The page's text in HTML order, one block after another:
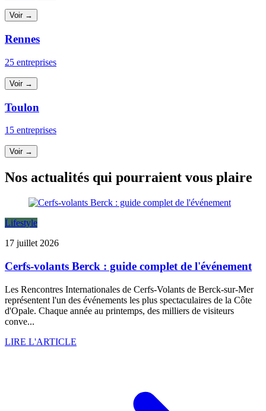
Voir →
Rennes
25 entreprises
Voir →
Toulon
15 entreprises
Voir →
Nos actualités qui pourraient vous plaire
Lifestyle
17 juillet 2026
Cerfs-volants Berck : guide complet de l'événement
Les Rencontres Internationales de Cerfs-Volants de Berck-sur-Mer
représentent l'un des événements les plus spectaculaires de la Côte
d'Opale. Chaque année au printemps, des milliers de visiteurs
conve...
LIRE L'ARTICLE